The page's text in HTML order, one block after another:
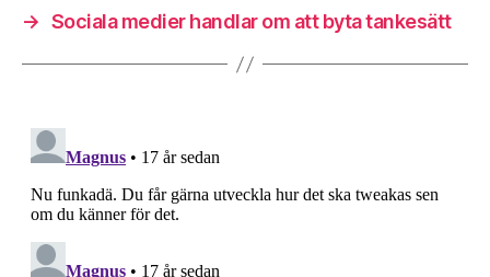
→ Sociala medier handlar om att byta tankesätt